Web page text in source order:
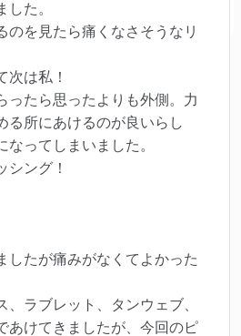
した。
のを見たら痛くなさそうなリ
次は私！
ったら思ったよりも外側。力
る所にあけるのが良いらし
なってしまいました。
シング！
したが痛みがなくてよかった
ラブレット、タンウェブ、
あけてきましたが、今回のピ